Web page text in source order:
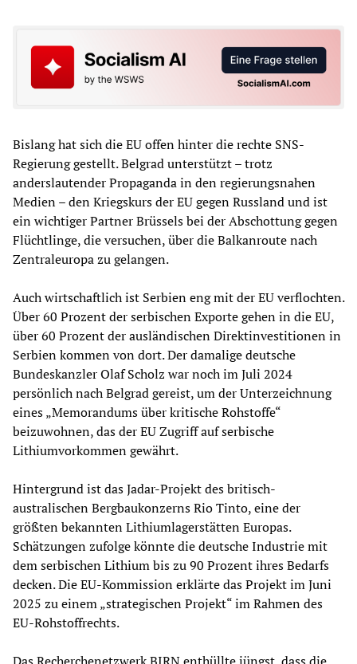
Bislang hat sich die EU offen hinter die rechte SNS-
Regierung gestellt. Belgrad unterstützt – trotz
anderslautender Propaganda in den regierungsnahen
Medien – den Kriegskurs der EU gegen Russland und ist
ein wichtiger Partner Brüssels bei der Abschottung gegen
Flüchtlinge, die versuchen, über die Balkanroute nach
Zentraleuropa zu gelangen.
Auch wirtschaftlich ist Serbien eng mit der EU verflochten.
Über 60 Prozent der serbischen Exporte gehen in die EU,
über 60 Prozent der ausländischen Direktinvestitionen in
Serbien kommen von dort. Der damalige deutsche
Bundeskanzler Olaf Scholz war noch im Juli 2024
persönlich nach Belgrad gereist, um der Unterzeichnung
eines „Memorandums über kritische Rohstoffe“
beizuwohnen, das der EU Zugriff auf serbische
Lithiumvorkommen gewährt.
Hintergrund ist das Jadar-Projekt des britisch-
australischen Bergbaukonzerns Rio Tinto, eine der
größten bekannten Lithiumlagerstätten Europas.
Schätzungen zufolge könnte die deutsche Industrie mit
dem serbischen Lithium bis zu 90 Prozent ihres Bedarfs
decken. Die EU-Kommission erklärte das Projekt im Juni
2025 zu einem „strategischen Projekt“ im Rahmen des
EU-Rohstoffrechts.